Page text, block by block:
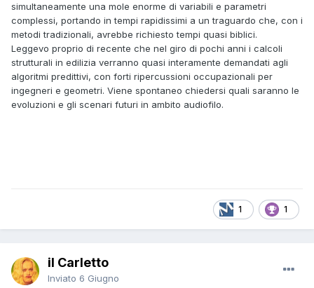
simultaneamente una mole enorme di variabili e parametri
complessi, portando in tempi rapidissimi a un traguardo che, con i
metodi tradizionali, avrebbe richiesto tempi quasi biblici.
Leggevo proprio di recente che nel giro di pochi anni i calcoli
strutturali in edilizia verranno quasi interamente demandati agli
algoritmi predittivi, con forti ripercussioni occupazionali per
ingegneri e geometri. Viene spontaneo chiedersi quali saranno le
evoluzioni e gli scenari futuri in ambito audiofilo.
1 1
il Carletto
Inviato 6 Giugno